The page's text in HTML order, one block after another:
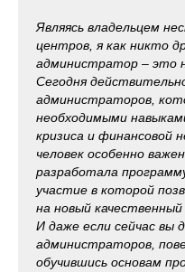
Являясь владельцем
центров, я как никто
администратор – это
Сегодня
администраторов,
необходимыми
кризиса и финансовой
человек особенно
разработала
участие в которой
на новый качественный
И даже если сейчас вы
администраторов,
обучившись основам